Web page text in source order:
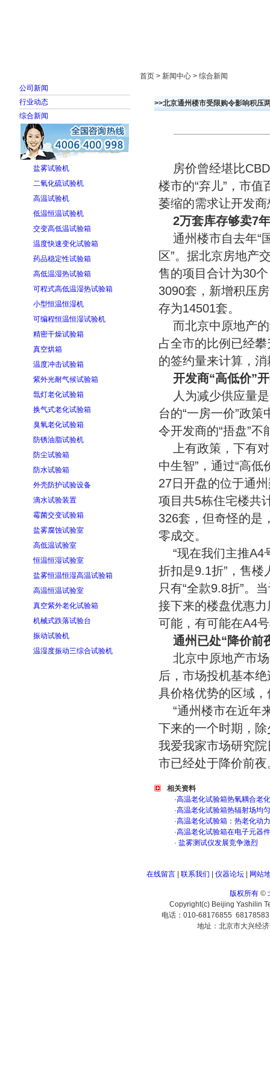
公司新闻
行业动态
综合新闻
盐雾试验机
二氧化硫试验机
高温试验机
低温恒温试验机
交变高低温试验箱
温度快速变化试验箱
药品稳定性试验箱
高低温湿热试验箱
可程式高低温湿热试验箱
小型恒温恒湿机
可编程恒温恒湿试验机
精密干燥试验箱
真空烘箱
温度冲击试验箱
紫外光耐气候试验箱
氙灯老化试验箱
换气式老化试验箱
臭氧老化试验箱
防锈油脂试验机
防尘试验箱
防水试验箱
外壳防护试验设备
滴水试验装置
霉菌交变试验箱
盐雾腐蚀试验室
高低温试验室
恒温恒湿试验室
盐雾恒温恒湿高温试验箱
高温恒温试验室
真空紫外老化试验箱
机械式跌落试验台
振动试验机
温湿度振动三综合试验机
首页 > 新闻中心 > 综合新闻
>>北京通州楼市受限购令影响积压
房价曾经堪比CBD
楼市的“弃儿”，市
萎缩的需求让开发商
2万套库存够卖7年
通州楼市自去年“
区”。据北京房地产
售的项目合计为30
3090套，新增积压
存为14501套。
而北京中原地产的
占全市的比例已经
的签约量来计算，
开发商“高低价”
人为减少供应量是
台的“一房一价”政
令开发商的“捂盘”不
上有政策，下有对
中生智”，通过“高
27日开盘的位于通
项目共5栋住宅楼共
326套，但奇怪的是
零成交。
“现在我们主推A4
折扣是9.1折”，售
只有“全款9.8折”。
接下来的楼盘优惠
可能，有可能在A4
通州已处“降价前
北京中原地产市场
后，市场投机基本
具价格优势的区域
“通州楼市在近年
下来的一个时期，
我爱我家市场研究
市已经处于降价前夜
相关资料
·高温老化试验箱热氧耦合老
·高温老化试验箱热辐射场均
·高温老化试验箱：热老化动
·高温老化试验箱在电子元器
· 盐雾测试仪发展竞争激烈
在线留言| 联系我们 仪器论坛| 网站
版权所有©
Copyright(c) Beijing Yashilin
电话：010-68176855
地址：北京市大兴经